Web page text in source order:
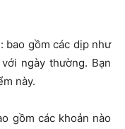
bao gồm các dịp như
ngày thường. Bạn
này.
gồm các khoản nào